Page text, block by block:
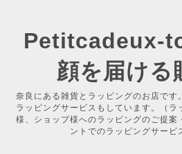
Petitcadeux-
顔を届ける
奈良にある雑貨とラッピングのお店です
ラッピングサービスもしています。（ラ
様、ショップ様へのラッピングのご提案
ントでのラッピングサービ